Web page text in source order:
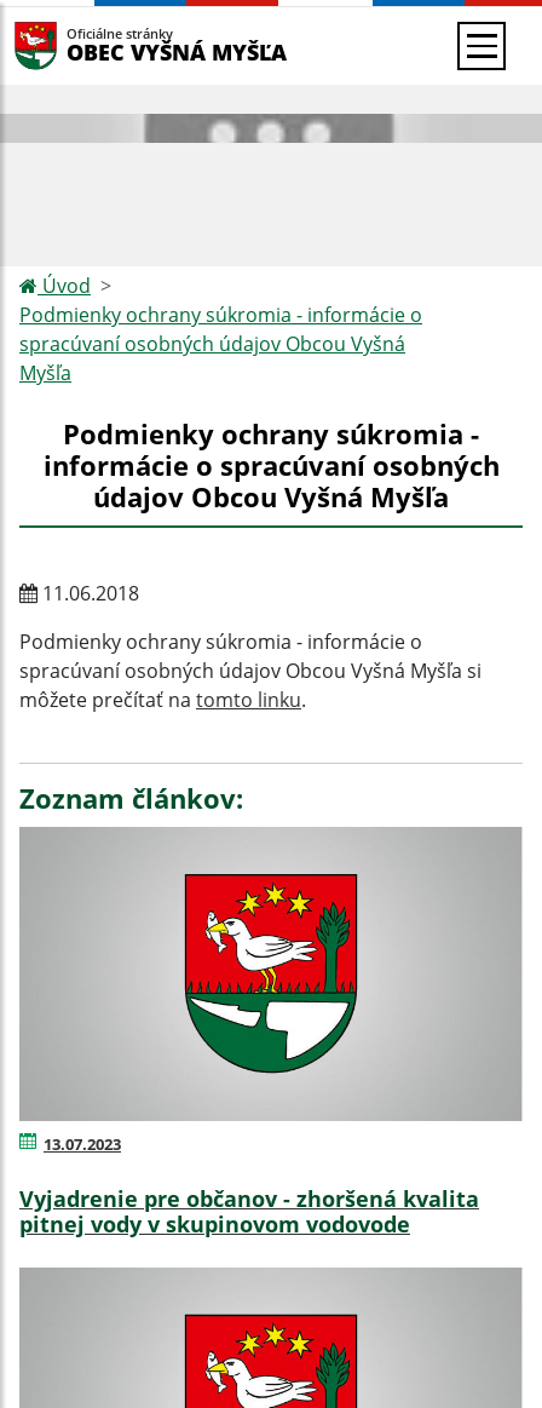
Oficiálne stránky
OBEC VYŠNÁ MYŠĽA
Úvod
Podmienky ochrany súkromia - informácie o
spracúvaní osobných údajov Obcou Vyšná
Myšľa
Podmienky ochrany súkromia -
informácie o spracúvaní osobných
údajov Obcou Vyšná Myšľa
11.06.2018
Podmienky ochrany súkromia - informácie o
spracúvaní osobných údajov Obcou Vyšná Myšľa si
môžete prečítať na tomto linku.
Zoznam článkov:
13.07.2023
Vyjadrenie pre občanov - zhoršená kvalita
pitnej vody v skupinovom vodovode